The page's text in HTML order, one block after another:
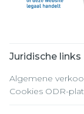
Juridische links
Algemene
Cookies ODR-